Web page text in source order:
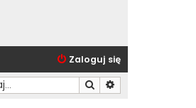
Zaloguj się
Szukaj